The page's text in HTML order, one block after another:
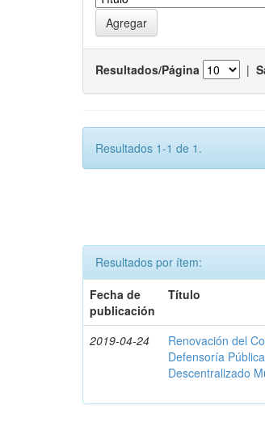
Resultados/Página |
Resultados 1-1 de 1.
Resultados por ítem:
Fecha de
publicación
Título
2019-04-24
Renovación del
Defensoría
Descentralizado